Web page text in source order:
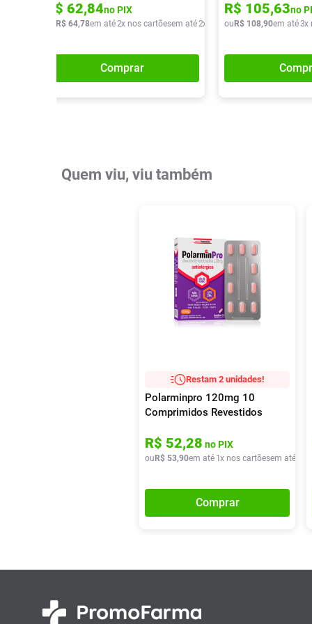
R$ 62,84no PIX
R$ 64,78em até2x nos cartõesem até2x de R$ 32,39
Comprar
R$ 105,63no
ou R$ 108,90em até3x
Quem viu, viu também
Restam 2 unidades!
Polarminpro 120mg 10
Comprimidos Revestidos
R$ 52,28 no PIX
ou R$ 53,90em até 1x nos cartõesem até x
Comprar